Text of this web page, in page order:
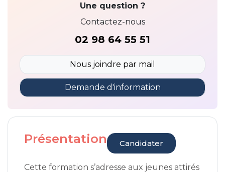
Une question ?
Contactez-nous
02 98 64 55 51
Nous joindre par mail
Demande d'information
Présentation Candidater
Cette formation s’adresse aux jeunes attirés